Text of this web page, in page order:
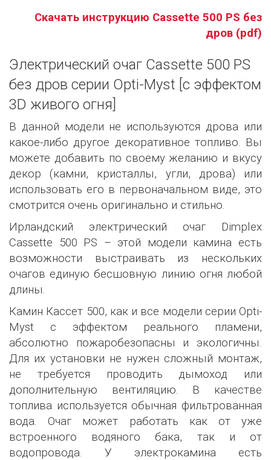
Скачать инструкцию Cassette 500 PS без
дров (pdf)
Электрический очаг Cassette 500 PS
без дров серии Opti-Myst [с эффектом
3D живого огня]
В данной модели не используются дрова или
какое-либо другое декоративное топливо. Вы
можете добавить по своему желанию и вкусу
декор (камни, кристаллы, угли, дрова) или
использовать его в первоначальном виде, это
смотрится очень оригинально и стильно.
Ирландский электрический очаг Dimplex
Cassette 500 PS – этой модели камина есть
возможности выстраивать из нескольких
очагов единую бесшовную линию огня любой
длины.
Камин Кассет 500, как и все модели серии Opti-
Myst с эффектом реального пламени,
абсолютно пожаробезопасны и экологичны.
Для их установки не нужен сложный монтаж,
не требуется проводить дымоход или
дополнительную вентиляцию. В качестве
топлива используется обычная фильтрованная
вода. Очаг может работать как от уже
встроенного водяного бака, так и от
водопровода. У электрокамина есть